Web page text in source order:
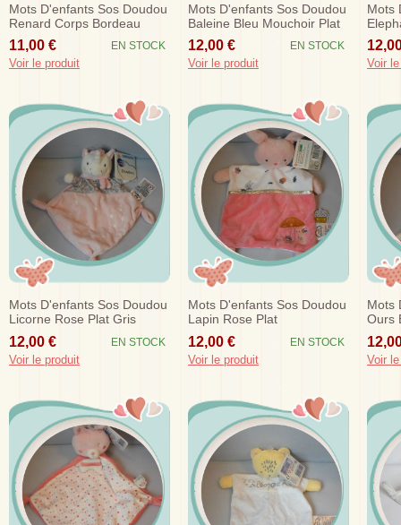
Mots D'enfants Sos Doudou
Renard Corps Bordeau
Mouchoir La Petite Famille
11,00 € EN STOCK
Voir le produit
Mots D'enfants Sos Doudou
Baleine Bleu Mouchoir Plat
Argent
12,00 € EN STOCK
Voir le produit
Mots
Voir
Mots D'enfants Sos Doudou
Licorne Rose Plat Gris
Etoiles
12,00 € EN STOCK
Voir le produit
Mots D'enfants Sos Doudou
Lapin Rose Plat
Champignon
12,00 € EN STOCK
Voir le produit
Mots
Ours
Voir